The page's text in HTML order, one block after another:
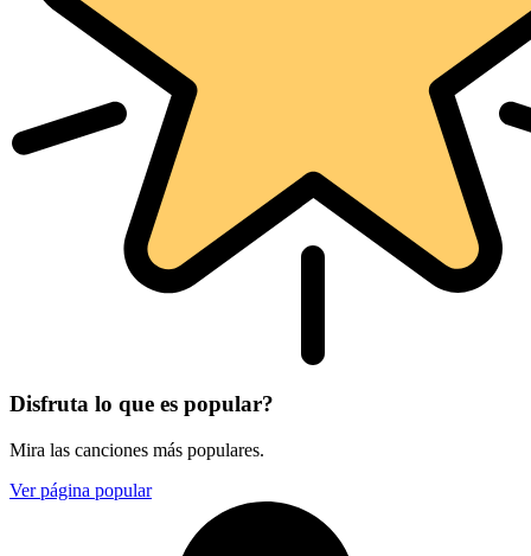
Disfruta lo que es popular?
Mira las canciones más populares.
Ver página popular